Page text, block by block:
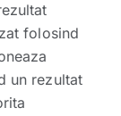
folosind
un rezultat